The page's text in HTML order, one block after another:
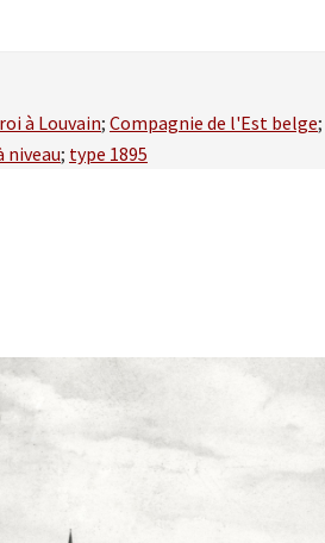
à Louvain; Compagnie de l'Est belge;
niveau; type 1895